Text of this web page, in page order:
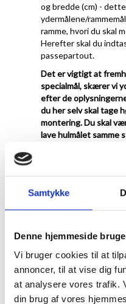
Samtykke
Denne hjemmeside
Vi bruger cookies til at
annoncer, til at vise dig
at analysere vores trafik.
din brug af vores
og bredde (cm) -
ydermålene/
ramme, hvori du skal
Herefter skal du
passepartout.
Det er vigtigt at
specialmål, skærer vi
efter de
du her selv skal tage
montering. Du skal
lave hulmålet samme
hulmålet 1 cm
Ved Passepartout i
muligt. Du kan både
flere huller, eller få
kant på 2 cm og op
Se eksempler